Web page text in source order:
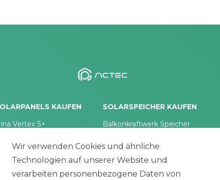
KAUFEN
Vertex S+
Solar
Solar Module
SOLARSPEICHER KAUFEN
Balkonkraftwerk Speicher
Solplanet Batteriespeicher
Growatt Speicher
Trina Solar Speicher
Wir verwenden Cookies und ähnliche
Technologien auf unserer Website und
verarbeiten personenbezogene Daten von